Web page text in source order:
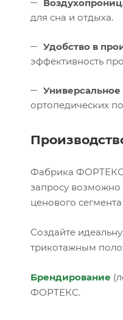
для сна и отдыха.
Удобство в
эффективность
ортопедических
Фабрика ФОРТЕКС
запросу возможно
ценового
Создайте
трикотажным
Брендирование
ФОРТЕКС.